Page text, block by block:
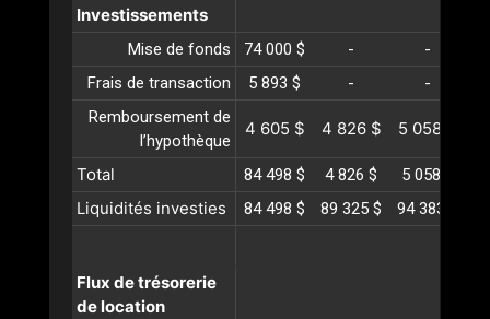
Investissements
Mise de fonds 74 000 $ -
-
Frais de transaction
5 893 $ -
-
Remboursement de
l’hypothèque
4 605 $ 4 826 $ 5 058 $
Total 84 498 $ 4 826 $ 5 058 $
Liquidités investies 84 498 $ 89 325 $ 94 383 $
Flux de trésorerie
de location